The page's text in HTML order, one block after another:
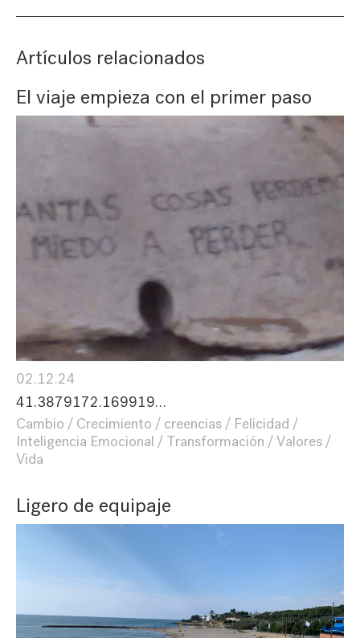
Artículos relacionados
El viaje empieza con el primer paso
02.12.24
41.3879172.169919…
Cambio
Crecimiento creencias
Felicidad
Inteligencia Emocional
Transformación
Valores
Vida
Ligero de equipaje